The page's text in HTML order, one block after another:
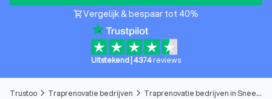
shopping_cartVergelijk & bespaar tot 40%
Uitstekend 4374reviews
Trustoo arrow_forward_ios Traprenovatie bedrijven arrow_forward_ios Traprenovatie bedrijven in Sneek